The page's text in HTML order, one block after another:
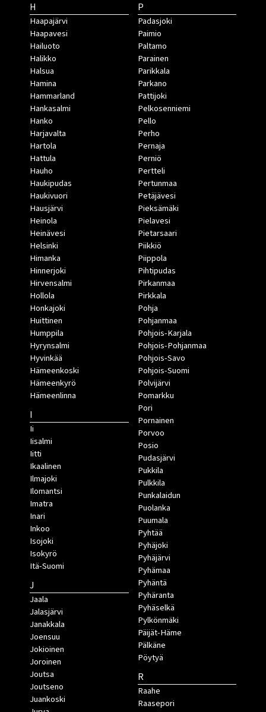
H
Haapajärvi
Haapavesi
Hailuoto
Halikko
Halsua
Hamina
Hammarland
Hankasalmi
Hanko
Harjavalta
Hartola
Hattula
Hauho
Haukipudas
Haukivuori
Hausjärvi
Heinola
Heinävesi
Helsinki
Himanka
Hinnerjoki
Hirvensalmi
Hollola
Honkajoki
Huittinen
Humppila
Hyrynsalmi
Hyvinkää
Hämeenkoski
Hämeenkyrö
Hämeenlinna
I
Ii
Iisalmi
Iitti
Ikaalinen
Ilmajoki
Ilomantsi
Imatra
Inari
Inkoo
Isojoki
Isokyrö
Itä-Suomi
J
Jaala
Jalasjärvi
Janakkala
Joensuu
Jokioinen
Joroinen
Joutsa
Joutseno
Juankoski
P
Padasjoki
Paimio
Paltamo
Parainen
Parikkala
Parkano
Pattijoki
Pelkosenniemi
Pello
Perho
Pernaja
Perniö
Pertteli
Pertunmaa
Petäjävesi
Pieksämäki
Pielavesi
Pietarsaari
Piikkiö
Piippola
Pihtipudas
Pirkanmaa
Pirkkala
Pohja
Pohjanmaa
Pohjois-Karjala
Pohjois-Pohjanmaa
Pohjois-Savo
Pohjois-Suomi
Polvijärvi
Pomarkku
Pori
Pornainen
Porvoo
Posio
Pudasjärvi
Pukkila
Pulkkila
Punkalaidun
Puolanka
Puumala
Pyhtää
Pyhäjoki
Pyhäjärvi
Pyhämaa
Pyhäntä
Pyhäranta
Pyhäselkä
Pylkönmäki
Päijät-Häme
Pälkäne
Pöytyä
R
Raahe
Raasepori